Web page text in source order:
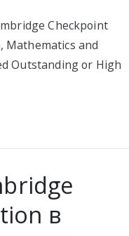
Checkpoint
Mathematics and
Outstanding or High
в